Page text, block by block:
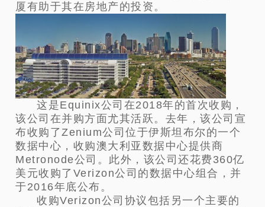
厦有助于其在房地产的投资。
这是Equinix公司在2018年的首次收购，
该公司在并购方面尤其活跃。去年，该公司宣
布收购了Zenium公司位于伊斯坦布尔的一个
数据中心，收购澳大利亚数据中心提供商
Metronode公司。此外，该公司还花费360亿
美元收购了Verizon公司的数据中心组合，并
于2016年底公布。
收购Verizon公司协议包括另一个主要的